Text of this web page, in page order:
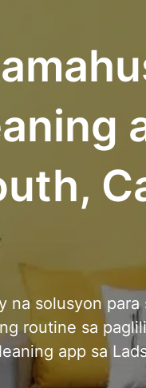
na solusyon para
routine sa
app sa